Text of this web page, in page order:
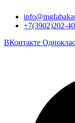
+7(3902)202-
ВКонтакте